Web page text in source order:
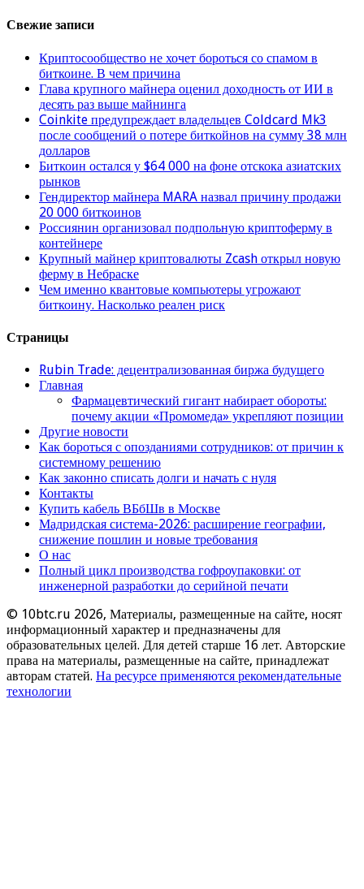
Свежие записи
Криптосообщество не хочет бороться со спамом в
биткоине. В чем причина
Глава крупного майнера оценил доходность от ИИ в
десять раз выше майнинга
Coinkite предупреждает владельцев Coldcard Mk3
после сообщений о потере биткойнов на сумму 38 млн
долларов
Биткоин остался у $64 000 на фоне отскока азиатских
рынков
Гендиректор майнера MARA назвал причину продажи
20 000 биткоинов
Россиянин организовал подпольную криптоферму в
контейнере
Крупный майнер криптовалюты Zcash открыл новую
ферму в Небраске
Чем именно квантовые компьютеры угрожают
биткоину. Насколько реален риск
Страницы
Rubin Trade: децентрализованная биржа будущего
Главная
Фармацевтический гигант набирает обороты:
почему акции «Промомеда» укрепляют позиции
Другие новости
Как бороться с опозданиями сотрудников: от причин к
системному решению
Как законно списать долги и начать с нуля
Контакты
Купить кабель ВБбШв в Москве
Мадридская система-2026: расширение географии,
снижение пошлин и новые требования
О нас
Полный цикл производства гофроупаковки: от
инженерной разработки до серийной печати
© 10btc.ru 2026, Материалы, размещенные на сайте, носят
информационный характер и предназначены для
образовательных целей. Для детей старше 16 лет. Авторские
права на материалы, размещенные на сайте, принадлежат
авторам статей. На ресурсе применяются рекомендательные
технологии